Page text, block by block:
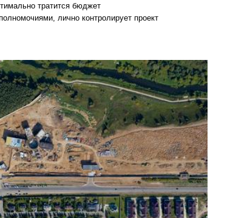
тратится бюджет⁣⁣⠀
лично контролирует проект⁣⁣⠀